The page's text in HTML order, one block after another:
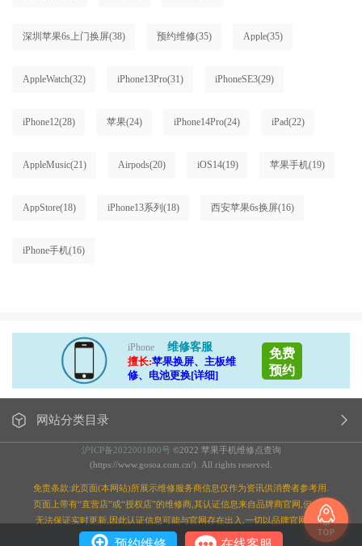
深圳苹果6s上门换屏(38) 预约维修(35) Apple(35)
AppleWatch(32) iPhone13Pro(31) iPhoneSE3(29)
iPhone12(28) 苹果(24) iPhone14Pro(24) iPad(22)
AppleMusic(21) Airpods(20) iOS14(19) 苹果手机(19)
AppStore(18) iPhone13系列 (18) 西安苹果6s换屏(16)
iPhone手机(16)
iPhone
维修客服
擅长:苹果换屏、主板维
修、电池更换[详细]
免费
预约
网站分类目录
沪ICP备2022001800号 ©2022 苹果手机维修点查询
(https://www.gosoa.com.cn/). All rights reserved.
免责条款:此页面(本网站)所展示维修服务商信息仅作为资讯供消费者参考用.
页面上带有“直营店”或“授权店”的维修商,其认证信息来自品牌商官网,但本站
无法保证实时更新,因此认证信息可能与官网存在出入,一切以品牌官网为准;